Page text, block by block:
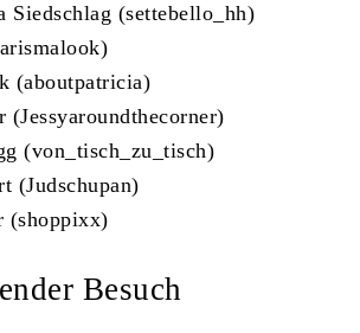
Siedschlag (settebello_hh)
(aboutpatricia)
(Jessyaroundthecorner)
(von_tisch_zu_tisch)
(Judschupan)
(shoppixx)
Besuch